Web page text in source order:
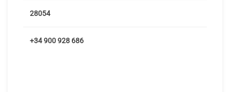
28054
+34 900 928 686